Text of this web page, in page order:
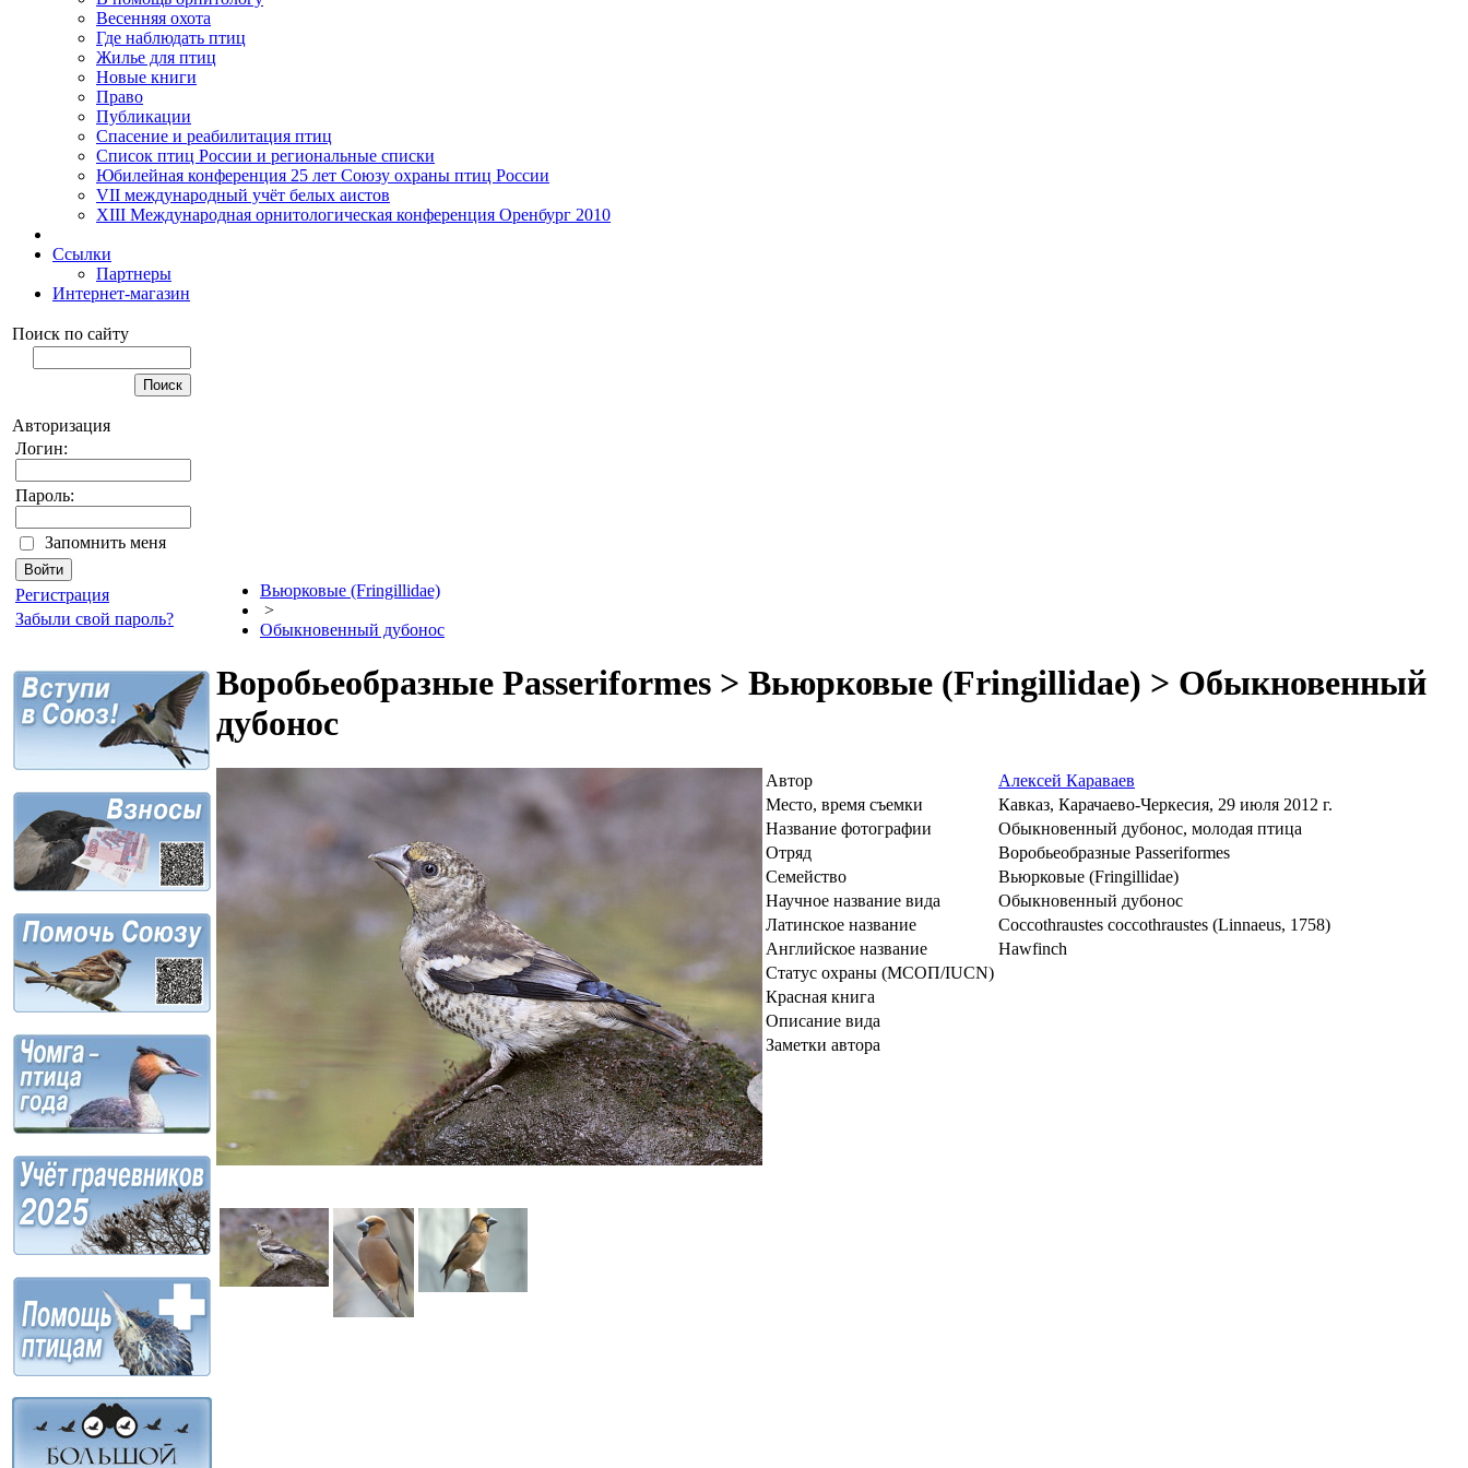
Весенняя охота
Где наблюдать птиц
Жилье для птиц
Новые книги
Право
Публикации
Спасение и реабилитация птиц
Список птиц России и региональные списки
Юбилейная конференция 25 лет Союзу охраны птиц России
VII международный учёт белых аистов
XIII Международная орнитологическая конференция Оренбург 2010
Ссылки
Партнеры
Интернет-магазин
Поиск по сайту
Авторизация
Логин:
Пароль:
Запомнить меня
Регистрация
Забыли свой пароль?
Вьюрковые (Fringillidae)
>
Обыкновенный дубонос
Воробьеобразные Passeriformes > Вьюрковые (Fringillidae) > Обыкновенный
дубонос
Автор
Алексей Караваев
Место, время съемки
Кавказ, Карачаево-Черкесия, 29 июля 2012 г.
Название фотографии
Обыкновенный дубонос, молодая птица
Отряд
Воробьеобразные Passeriformes
Семейство
Вьюрковые (Fringillidae)
Научное название вида
Обыкновенный дубонос
Латинское название
Coccothraustes coccothraustes (Linnaeus, 1758)
Английское название
Hawfinch
Статус охраны (МСОП/IUCN)
Красная книга
Описание вида
Заметки автора